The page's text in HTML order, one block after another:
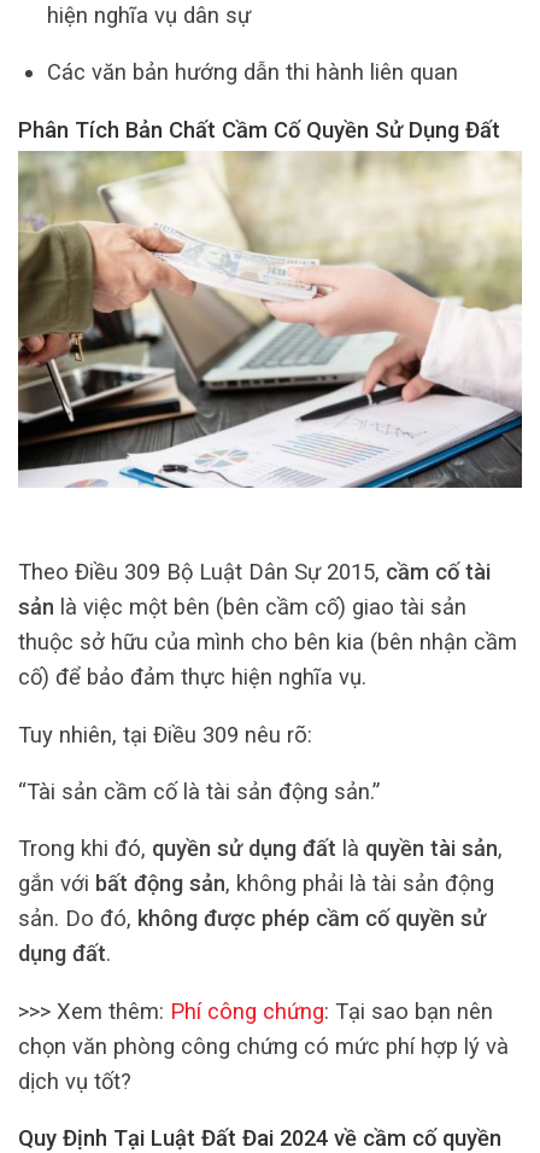
hiện nghĩa vụ dân sự
Các văn bản hướng dẫn thi hành liên quan
Phân Tích Bản Chất Cầm Cố Quyền Sử Dụng Đất
Theo Điều 309 Bộ Luật Dân Sự 2015, cầm cố tài
sản là việc một bên (bên cầm cố) giao tài sản
thuộc sở hữu của mình cho bên kia (bên nhận cầm
cố) để bảo đảm thực hiện nghĩa vụ.
Tuy nhiên, tại Điều 309 nêu rõ:
“Tài sản cầm cố là tài sản động sản.”
Trong khi đó, quyền sử dụng đất là quyền tài sản,
gắn với bất động sản, không phải là tài sản động
sản. Do đó, không được phép cầm cố quyền sử
dụng đất.
>>> Xem thêm: Phí công chứng: Tại sao bạn nên
chọn văn phòng công chứng có mức phí hợp lý và
dịch vụ tốt?
Quy Định Tại Luật Đất Đai 2024 về cầm cố quyền